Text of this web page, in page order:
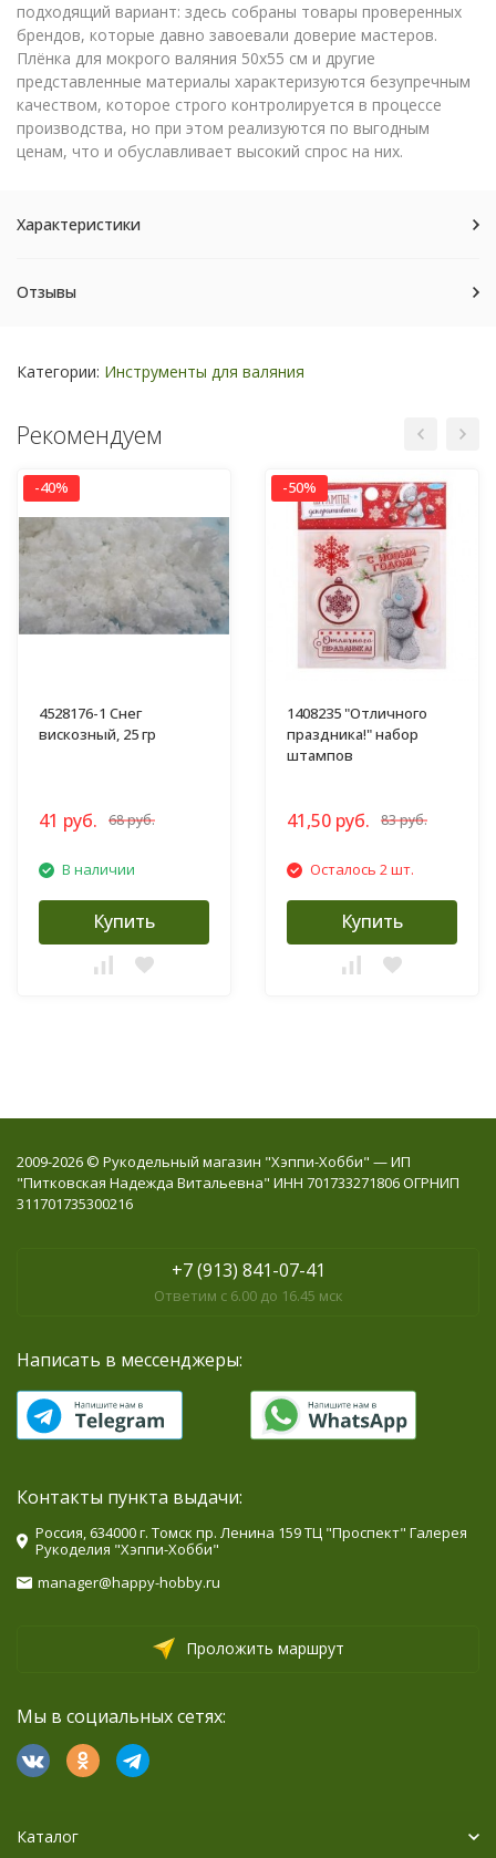
подходящий вариант: здесь собраны товары проверенных
брендов, которые давно завоевали доверие мастеров.
Плёнка для мокрого валяния 50х55 см и другие
представленные материалы характеризуются безупречным
качеством, которое строго контролируется в процессе
производства, но при этом реализуются по выгодным
ценам, что и обуславливает высокий спрос на них.
Характеристики
Отзывы
Категории: Инструменты для валяния
Рекомендуем
-40%
4528176-1 Снег
вискозный, 25 гр
41 руб. 68 руб.
В наличии
Купить
-50%
1408235 "Отличного
праздника!" набор
штампов
41,50 руб. 83 руб.
Осталось 2 шт.
Купить
2009-2026 © Рукодельный магазин "Хэппи-Хобби" — ИП
"Питковская Надежда Витальевна" ИНН 701733271806 ОГРНИП
311701735300216
+7 (913) 841-07-41
Ответим с 6.00 до 16.45 мск
Написать в мессенджеры:
Контакты пункта выдачи:
Россия, 634000 г. Томск пр. Ленина 159 ТЦ "Проспект" Галерея
Рукоделия "Хэппи-Хобби"
manager@happy-hobby.ru
Проложить маршрут
Мы в социальных сетях:
Каталог